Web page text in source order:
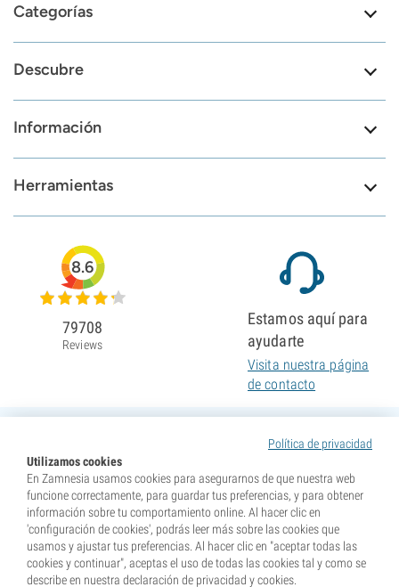
Categorías
Descubre
Información
Herramientas
Política de privacidad
Utilizamos cookies
En Zamnesia usamos cookies para asegurarnos de que nuestra web
funcione correctamente, para guardar tus preferencias, y para obtener
información sobre tu comportamiento online. Al hacer clic en
'configuración de cookies', podrás leer más sobre las cookies que
usamos y ajustar tus preferencias. Al hacer clic en "aceptar todas las
cookies y continuar", aceptas el uso de todas las cookies tal y como se
describe en nuestra declaración de privacidad y cookies.
8.6
79708
Reviews
Estamos aquí para
ayudarte
Visita nuestra página
de contacto